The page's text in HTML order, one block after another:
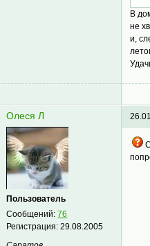
В
не
и,
Олеся Л
Пользователь
Сообщений:76
Регистрация:29.08.2005